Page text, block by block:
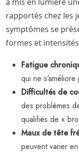
rapportés chez les
symptômes se
formes et
Fatigue
qui ne
Difficultés de
des problèmes
qualifiés de «
Maux de tête
peuvent varier